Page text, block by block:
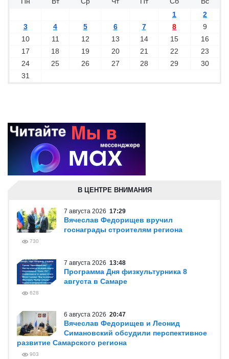
1
2
3
4 5 6 7 8
9
10
11 12 13 14 15
16
17
18 19 20 21 22
23
24
25 26 27 28 29
30
31
В ЦЕНТРЕ ВНИМАНИЯ
7 августа 2026 17:29
Вячеслав Федорищев вручил
госнаграды строителям региона
730
7 августа 2026 13:48
Программа Дня физкультурника 8
августа в Самаре
628
6 августа 2026 20:47
Вячеслав Федорищев и Леонид
Симановский обсудили перспективное
развитие Самарского региона
903